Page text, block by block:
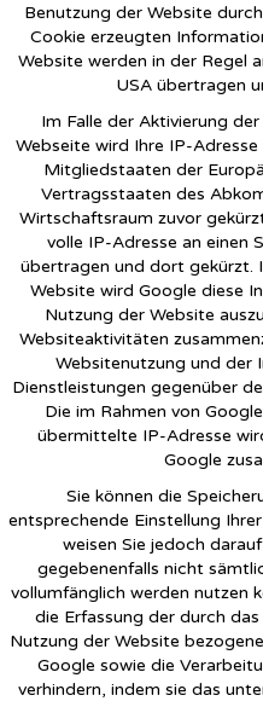
Benutzung der Website
Cookie erzeugten
Website werden in der Regel
USA übertragen
Im Falle der Aktivierung
Webseite wird Ihre IP-
Mitgliedstaaten der
Vertragsstaaten des
Wirtschaftsraum zuvor
volle IP-Adresse an einen
übertragen und dort gekürzt.
Website wird Google diese
Nutzung der Website
Websiteaktivitäten
Websitenutzung und der
Dienstleistungen gegenüber
Die im Rahmen von
übermittelte IP-Adresse
Google
Sie können die
entsprechende Einstellung
weisen Sie jedoch
gegebenenfalls nicht
vollumfänglich werden nutzen
die Erfassung der durch
Nutzung der Website
Google sowie die
verhindern, indem sie das